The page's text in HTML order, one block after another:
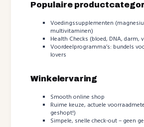
Populaire
Voedingssupplementen
multivitaminen)
Health Checks (bloed, DNA, darm,
Voordeelprogramma’s: bundels
lovers
Winkelervaring
Smooth online shop
Ruime keuze, actuele
geshopt!)
Simpele, snelle check-out – geen